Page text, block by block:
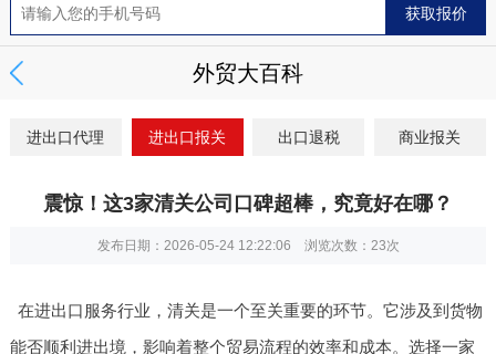
外贸大百科
进出口代理 进出口报关 出口退税 商业报关
震惊！这3家清关公司口碑超棒，究竟好在哪？
发布日期：2026-05-24 12:22:06 浏览次数： 23次
在进出口服务行业，清关是一个至关重要的环节。它涉及到货物
能否顺利进出境，影响着整个贸易流程的效率和成本。选择一家